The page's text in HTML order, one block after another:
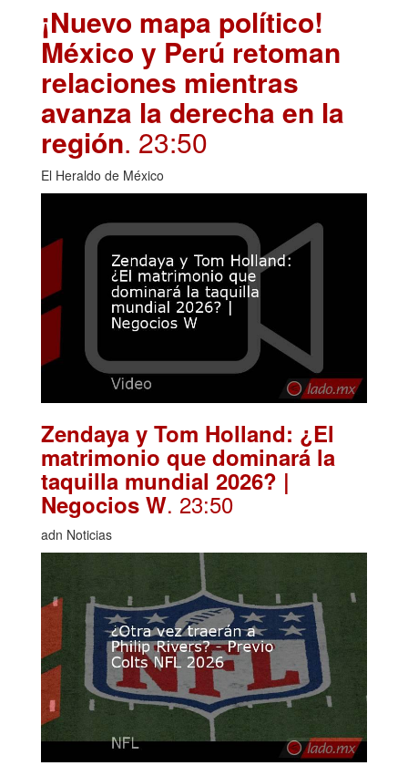
¡Nuevo mapa político!
México y Perú retoman
relaciones mientras
avanza la derecha en la
región. 23:50
El Heraldo de México
Zendaya y Tom Holland: ¿El
matrimonio que dominará la
taquilla mundial 2026? |
Negocios W. 23:50
adn Noticias